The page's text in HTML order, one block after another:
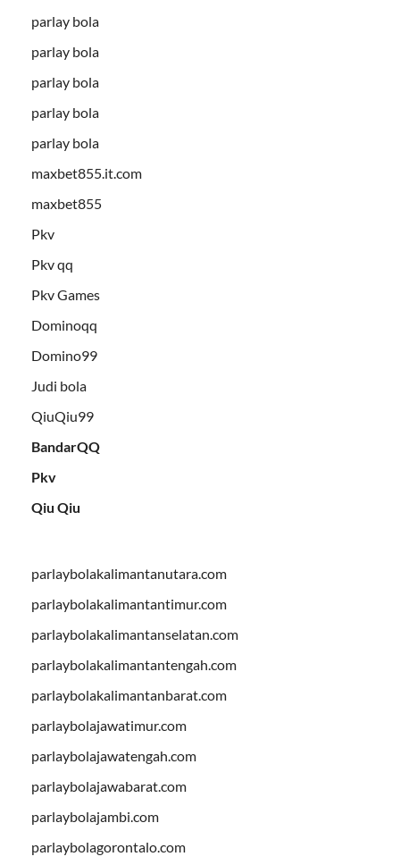
parlay bola
parlay bola
parlay bola
parlay bola
parlay bola
maxbet855.it.com
maxbet855
Pkv
Pkv qq
Pkv Games
Dominoqq
Domino99
Judi bola
QiuQiu99
BandarQQ
Pkv
Qiu Qiu
parlaybolakalimantanutara.com
parlaybolakalimantantimur.com
parlaybolakalimantanselatan.com
parlaybolakalimantantengah.com
parlaybolakalimantanbarat.com
parlaybolajawatimur.com
parlaybolajawatengah.com
parlaybolajawabarat.com
parlaybolajambi.com
parlaybolagorontalo.com